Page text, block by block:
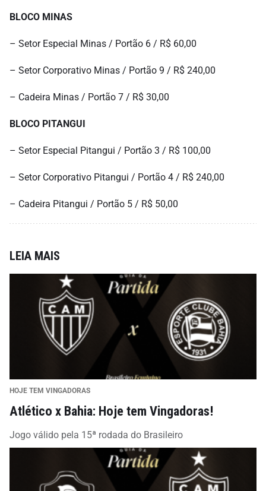
BLOCO MINAS
– Setor Especial Minas / Portão 6 / R$ 60,00
– Setor Corporativo Minas / Portão 9 / R$ 240,00
– Cadeira Minas / Portão 7 / R$ 30,00
BLOCO PITANGUI
– Setor Especial Pitangui / Portão 3 / R$ 100,00
– Setor Corporativo Pitangui / Portão 4 / R$ 240,00
– Cadeira Pitangui / Portão 5 / R$ 50,00
LEIA MAIS
HOJE TEM VINGADORAS
Atlético x Bahia: Hoje tem Vingadoras!
Jogo válido pela 15ª rodada do Brasileiro